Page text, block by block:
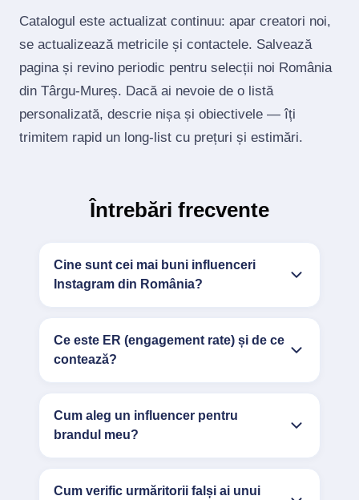
Catalogul este actualizat continuu: apar creatori noi,
se actualizează metricile și contactele. Salvează
pagina și revino periodic pentru selecții noi România
din Târgu-Mureș. Dacă ai nevoie de o listă
personalizată, descrie nișa și obiectivele — îți
trimitem rapid un long‑list cu prețuri și estimări.
Întrebări frecvente
Cine sunt cei mai buni influenceri
Instagram din România?
Ce este ER (engagement rate) și de ce
contează?
Cum aleg un influencer pentru
brandul meu?
Cum verific urmăritorii falși ai unui